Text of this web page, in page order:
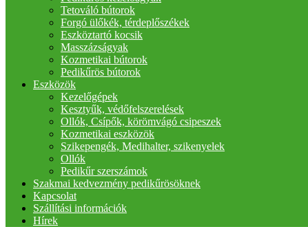
Tetováló bútorok
Forgó ülőkék, térdeplőszékek
Eszköztartó kocsik
Masszázságyak
Kozmetikai bútorok
Pedikűrös bútorok
Eszközök
Kezelőgépek
Kesztyűk, védőfelszerelések
Ollók, Csípők, körömvágó csipeszek
Kozmetikai eszközök
Szikepengék, Medihalter, szikenyelek
Ollók
Pedikűr szerszámok
Szakmai kedvezmény pedikűrösöknek
Kapcsolat
Szállítási információk
Hírek